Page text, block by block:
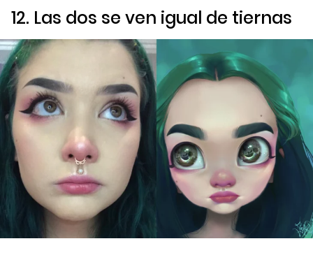
12. Las dos se ven igual de tiernas